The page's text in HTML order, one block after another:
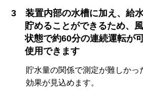
装置内部の水槽に加え、給
貯めることができるため、
状態で約60分の連続運転が
使用できます
貯水量の関係で測定が難しかっ
効果が見込めます。